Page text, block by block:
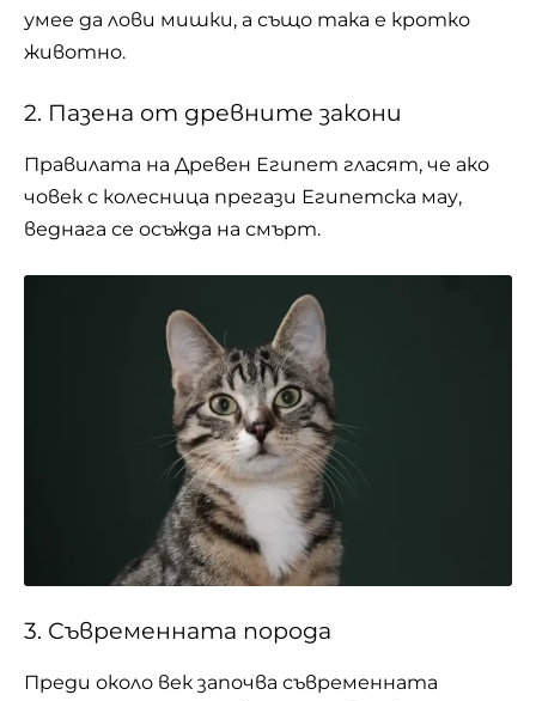
умее да лови мишки, а също така е кротко
животно.
2. Пазена от древните закони
Правилата на Древен Египет гласят, че ако
човек с колесница прегази Египетска мау,
веднага се осъжда на смърт.
3. Съвременната порода
Преди около век започва съвременната